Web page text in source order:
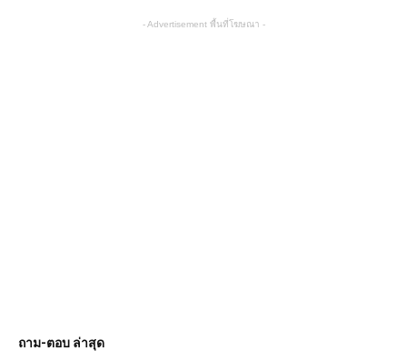
- Advertisement พื้นที่โฆษณา -
ถาม-ตอบ ล่าสุด